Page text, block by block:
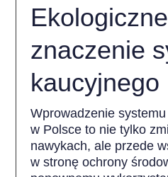
Ekologiczne
znaczenie
kaucyjnego
Wprowadzenie
w Polsce to nie tylko
nawykach, ale przede
w stronę ochrony